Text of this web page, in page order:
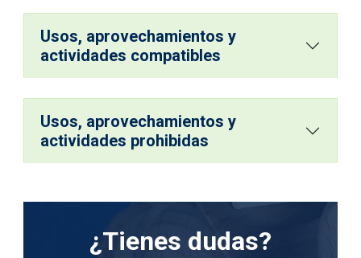
Usos, aprovechamientos y
actividades compatibles
Usos, aprovechamientos y
actividades prohibidas
¿Tienes dudas?